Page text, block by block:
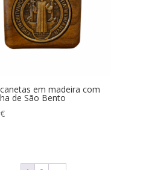
em madeira com
de São Bento
€